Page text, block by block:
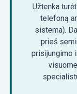
Užtenka
telefoną
sistema).
prieš
prisijungimo